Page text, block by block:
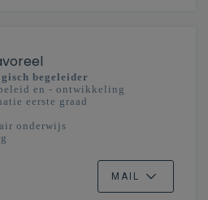
begeleider
en - ontwikkeling
eerste graad
onderwijs
MAIL